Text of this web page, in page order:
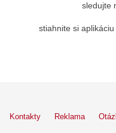
sledujte
stiahnite si
Kontakty Reklama